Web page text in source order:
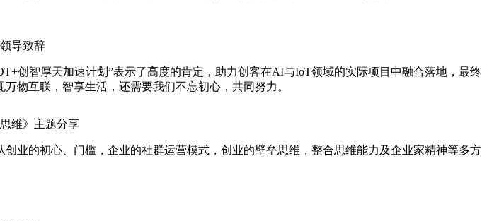
致辞
智厚天加速计划”表示了高度的肯定，助力创客在AI与IoT领域的实际项目中融合落地，最终
物互联，智享生活，还需要我们不忘初心，共同努力。
》主题分享
的初心、门槛，企业的社群运营模式，创业的壁垒思维，整合思维能力及企业家精神等多方